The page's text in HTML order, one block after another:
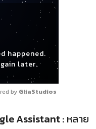
happened.
later.
by GliaStudios
Assistant : หลาย